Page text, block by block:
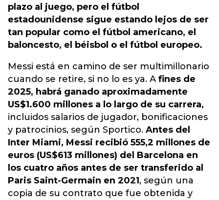
plazo al juego, pero el fútbol
estadounidense sigue estando lejos de ser
tan popular como el fútbol americano, el
baloncesto, el béisbol o el fútbol europeo.
Messi está en camino de ser multimillonario
cuando se retire, si no lo es ya. A fines de
2025, habrá ganado aproximadamente
US$1.600 millones a lo largo de su carrera,
incluidos salarios de jugador, bonificaciones
y patrocinios, según Sportico. Antes del
Inter Miami, Messi recibió 555,2 millones de
euros (US$613 millones) del Barcelona en
los cuatro años antes de ser transferido al
Paris Saint-Germain en 2021, según una
copia de su contrato que fue obtenida y